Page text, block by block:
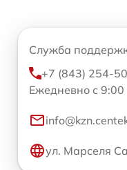
Служба
+7 (843) 254-
Ежедневно с
ул. Марселя